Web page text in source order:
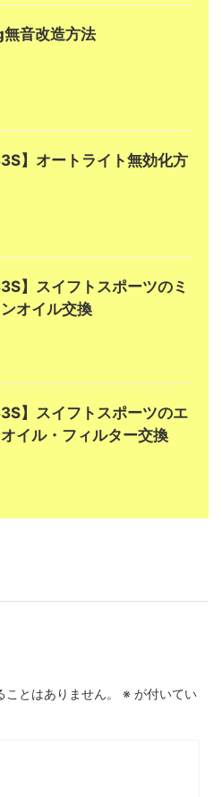
音改造方法
】オートライト無効化方
】スイフトスポーツのミ
オイル交換
】スイフトスポーツのエ
イル・フィルター交換
とはありません。 ※ が付いてい